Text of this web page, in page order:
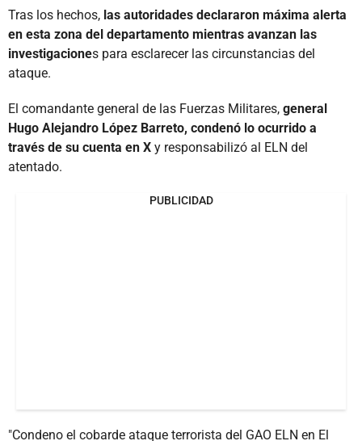
Tras los hechos, las autoridades declararon máxima alerta
en esta zona del departamento mientras avanzan las
investigaciones para esclarecer las circunstancias del
ataque.
El comandante general de las Fuerzas Militares, general
Hugo Alejandro López Barreto, condenó lo ocurrido a
través de su cuenta en X y responsabilizó al ELN del
atentado.
PUBLICIDAD
"Condeno el cobarde ataque terrorista del GAO ELN en El